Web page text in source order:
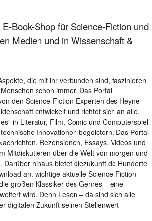
Book-Shop für Science-Fiction und
Medien und in Wissenschaft &
die mit ihr verbunden sind, faszinieren
schon immer. Das Portal
den Science-Fiction-Experten des Heyne-
entwickelt und richtet sich an alle,
in Literatur, Film, Comic und Computerspiel
Innovationen begeistern. Das Portal
Rezensionen, Essays, Videos und
Mitdiskutieren über die Welt von morgen und
Darüber hinaus bietet diezukunft.de Hunderte
an, wichtige aktuelle Science-Fiction-
großen Klassiker des Genres – eine
wird. Denn Lesen – da sind sich alle
digitalen Zukunft seinen Stellenwert